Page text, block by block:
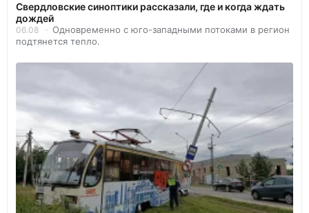
Свердловские синоптики рассказали, где и когда ждать
дождей
06.08
Одновременно с юго-западными потоками в регион
подтянется тепло.